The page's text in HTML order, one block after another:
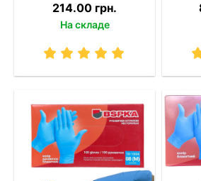
214.00 грн.
На складе